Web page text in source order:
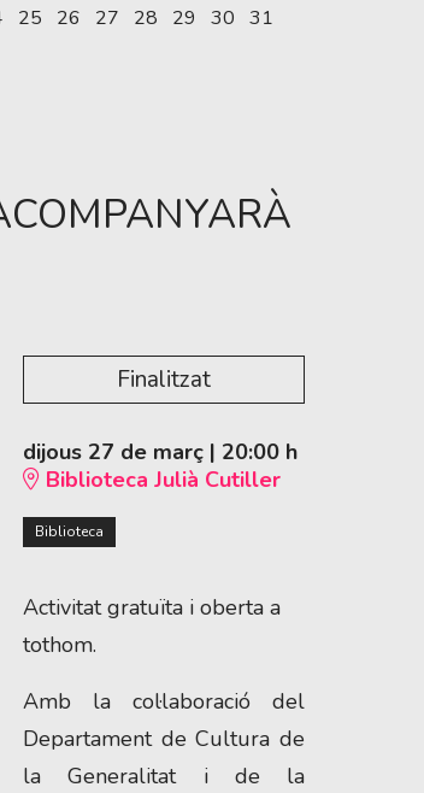
25
26
27
28
29
30 31
Finalitzat
dijous 27 de març | 20:00 h
Biblioteca Julià Cutiller
Biblioteca
Activitat gratuïta i oberta a
tothom.
Amb la col·laboració del
Departament de Cultura de
la Generalitat i de la